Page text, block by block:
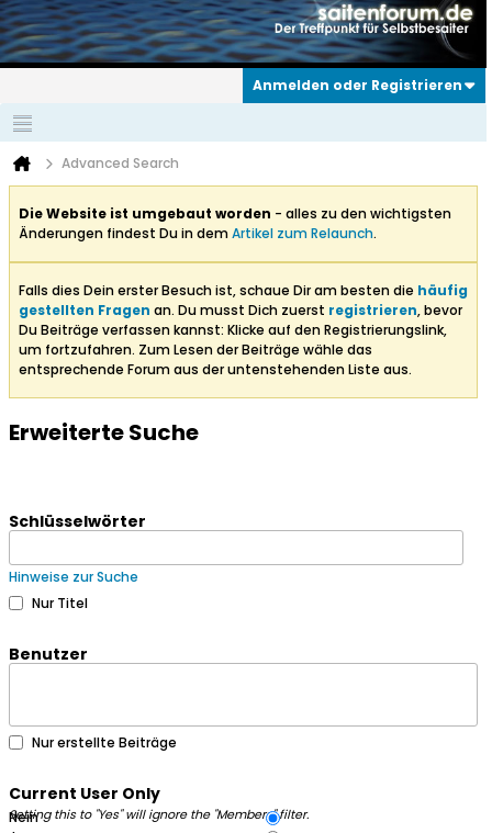
Anmelden oder Registrieren
Advanced Search
Die Website ist umgebaut worden - alles zu den wichtigsten
Änderungen findest Du in demArtikel zum Relaunch.
Falls dies Dein erster Besuch ist, schaue Dir am besten die häufig
gestellten Fragen an. Du musst Dich zuerst registrieren, bevor
Du Beiträge verfassen kannst: Klicke auf den Registrierungslink,
um fortzufahren. Zum Lesen der Beiträge wähle das
entsprechende Forum aus der untenstehenden Liste aus.
Erweiterte Suche
Schlüsselwörter
Hinweise zur Suche
Nur Titel
Benutzer
Nur erstellte Beiträge
Current User Only
Setting this to "Yes" will ignore the "Members" filter.
Nein